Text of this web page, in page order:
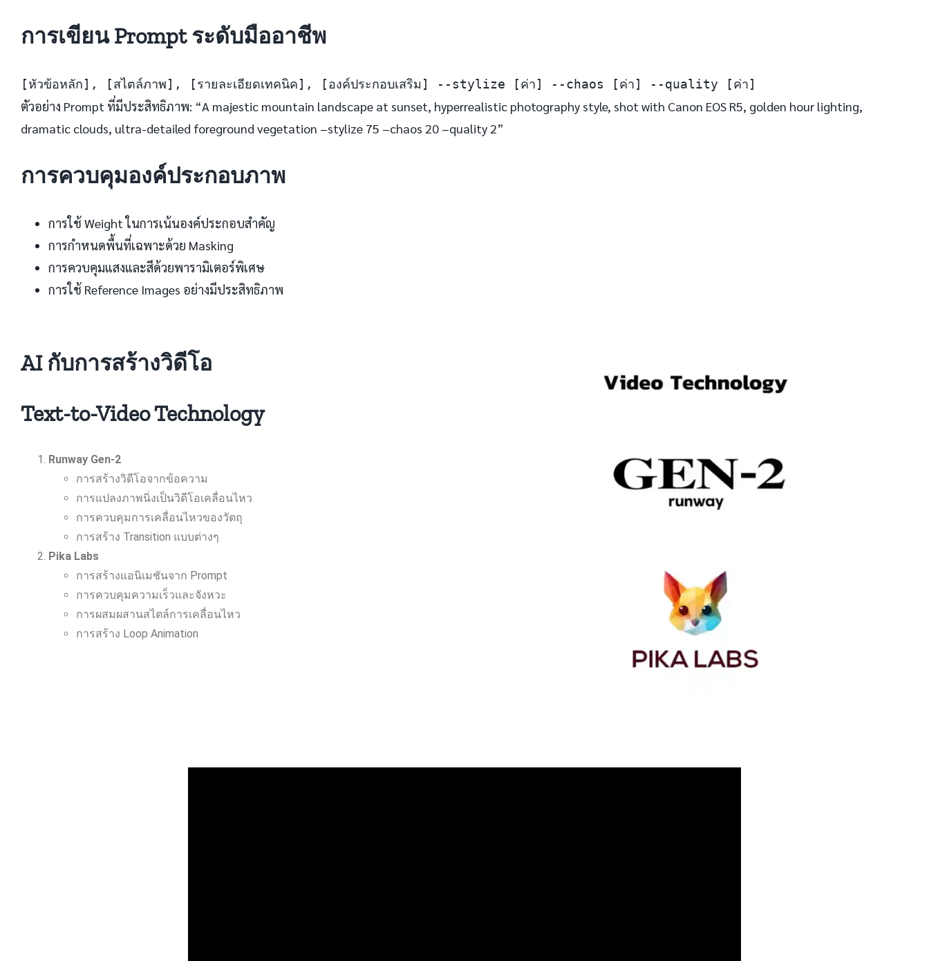
การเขียน Prompt ระดับมืออาชีพ
[หัวข้อหลัก], [สไตล์ภาพ], [รายละเอียดเทคนิค], [องค์ประกอบเสริม] --stylize [ค่า] --chaos [ค่า] --quality [ค่า]
ตัวอย่าง Prompt ที่มีประสิทธิภาพ: “A majestic mountain landscape at sunset, hyperrealistic photography style, shot with Canon EOS R5, golden hour lighting,
dramatic clouds, ultra-detailed foreground vegetation –stylize 75 –chaos 20 –quality 2”
การควบคุมองค์ประกอบภาพ
การใช้ Weight ในการเน้นองค์ประกอบสำคัญ
การกำหนดพื้นที่เฉพาะด้วย Masking
การควบคุมแสงและสีด้วยพารามิเตอร์พิเศษ
การใช้ Reference Images อย่างมีประสิทธิภาพ
AI กับการสร้างวิดีโอ
Text-to-Video Technology
Runway Gen-2
การสร้างวิดีโอจากข้อความ
การแปลงภาพนิ่งเป็นวิดีโอเคลื่อนไหว
การควบคุมการเคลื่อนไหวของวัตถุ
การสร้าง Transition แบบต่างๆ
Pika Labs
การสร้างแอนิเมชันจาก Prompt
การควบคุมความเร็วและจังหวะ
การผสมผสานสไตล์การเคลื่อนไหว
การสร้าง Loop Animation